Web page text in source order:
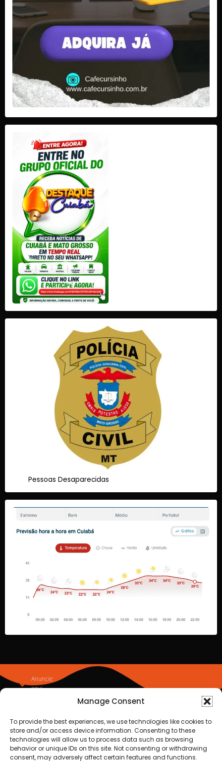
Manage Consent
To provide the best experiences, we use technologies like cookies to
store and/or access device information. Consenting to these
technologies will allow us to process data such as browsing
behavior or unique IDs on this site. Not consenting or withdrawing
consent, may adversely affect certain features and functions.
Pessoas Desaparecidas
Anuncie
aqui
privacidade